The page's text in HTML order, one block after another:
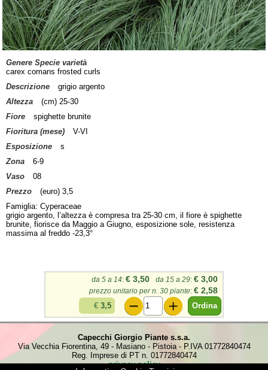
Genere Specie varietà
carex comans frosted curls
Descrizione
grigio argento
Altezza
(cm) 25-30
Fiore
spighette brunite
Fioritura (mese)
V-VI
Esposizione
s
Zona
6-9
Vaso
08
Prezzo
(euro) 3,5
Famiglia: Cyperaceae
grigio argento, l’altezza è compresa tra 25-30 cm, il fiore è spighette
brunite, fiorisce da Maggio a Giugno, esposizione sole, resistenza
massima al freddo -23,3°
da 5 a 14: € 3,50 da 15 a 29: € 3,00
prezzo unitario per n. 30 piante: € 2,58
€ 3,5
Capecchi Giorgio Piante s.s.a.
Via Vecchia Fiorentina, 49 - Masiano - Pistoia - P.IVA 01772840474
Reg. Imprese di PT n. 01772840474
- privacy policy -